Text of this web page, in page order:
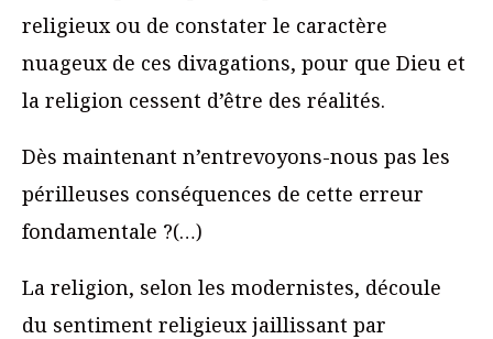
religieux ou de constater le caractère
nuageux de ces divagations, pour que Dieu et
la religion cessent d’être des réalités.
Dès maintenant n’entrevoyons-nous pas les
périlleuses conséquences de cette erreur
fondamentale ?(…)
La religion, selon les modernistes, découle
du sentiment religieux jaillissant par